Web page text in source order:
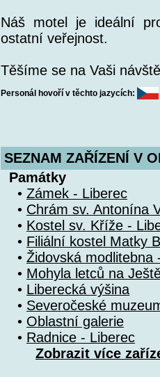
Náš motel je ideální
ostatní veřejnost.
Těšíme se na Vaši
Personál hovoří v těchto jazycích:
SEZNAM ZAŘÍZENÍ V
Památky
• Zámek - Liberec
• Chrám sv. Antonína
• Kostel sv. Kříže -
• Filiální kostel Matky
• Židovská modlitebna
• Mohyla letců na
• Liberecká výšina
• Severočeské
• Oblastní galerie
• Radnice - Liberec
Zobrazit více